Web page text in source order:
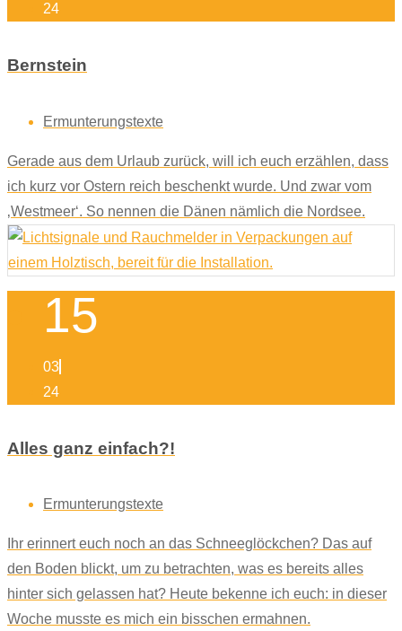
24
Bernstein
Ermunterungstexte
Gerade aus dem Urlaub zurück, will ich euch erzählen, dass
ich kurz vor Ostern reich beschenkt wurde. Und zwar vom
‚Westmeer‘. So nennen die Dänen nämlich die Nordsee.
15
03
24
Alles ganz einfach?!
Ermunterungstexte
Ihr erinnert euch noch an das Schneeglöckchen? Das auf
den Boden blickt, um zu betrachten, was es bereits alles
hinter sich gelassen hat? Heute bekenne ich euch: in dieser
Woche musste es mich ein bisschen ermahnen.